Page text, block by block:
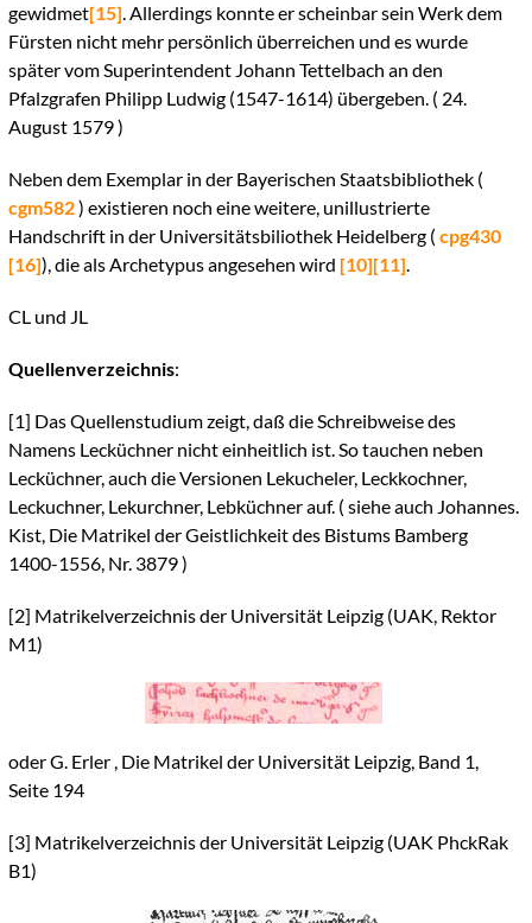
gewidmet[15]. Allerdings konnte er scheinbar sein Werk dem
Fürsten nicht mehr persönlich überreichen und es wurde
später vom Superintendent Johann Tettelbach an den
Pfalzgrafen Philipp Ludwig (1547-1614) übergeben. ( 24.
August 1579 )
Neben dem Exemplar in der Bayerischen Staatsbibliothek (
cgm582) existieren noch eine weitere, unillustrierte
Handschrift in der Universitätsbiliothek Heidelberg (cpg430
[16]), die als Archetypus angesehen wird [10][11].
CL und JL
Quellenverzeichnis:
[1] Das Quellenstudium zeigt, daß die Schreibweise des
Namens Lecküchner nicht einheitlich ist. So tauchen neben
Lecküchner, auch die Versionen Lekucheler, Leckkochner,
Leckuchner, Lekurchner, Lebküchner auf. ( siehe auch Johannes.
Kist, Die Matrikel der Geistlichkeit des Bistums Bamberg
1400-1556, Nr. 3879 )
[2] Matrikelverzeichnis der Universität Leipzig (UAK, Rektor
M1)
oder G. Erler , Die Matrikel der Universität Leipzig, Band 1,
Seite 194
[3] Matrikelverzeichnis der Universität Leipzig (UAK PhckRak
B1)